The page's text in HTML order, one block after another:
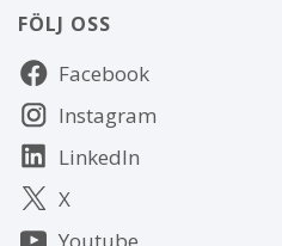
FÖLJ OSS
Följ
oss Facebook
Instagram
LinkedIn
X
Youtube